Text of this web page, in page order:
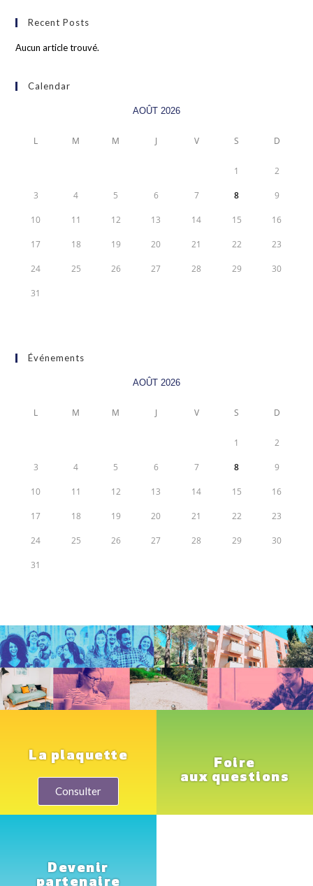
Recent Posts
Aucun article trouvé.
Calendar
AOÛT 2026
L M M J V S D
1 2
3 4 5 6 7 8 9
10 11 12 13 14 15 16
17 18 19 20 21 22 23
24 25 26 27 28 29 30
31
Événements
AOÛT 2026
L M M J V S D
1 2
3 4 5 6 7 8 9
10 11 12 13 14 15 16
17 18 19 20 21 22 23
24 25 26 27 28 29 30
31
La plaquette
Consulter
Foire
aux questions
Devenir
partenaire